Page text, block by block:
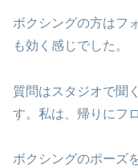
ボクシングの方はフ
も効く感じでした。
質問はスタジオで聞
す。私は、帰りにフ
ボクシングのポーズ